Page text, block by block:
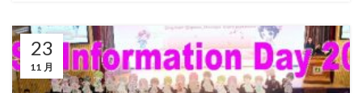
23
11 月